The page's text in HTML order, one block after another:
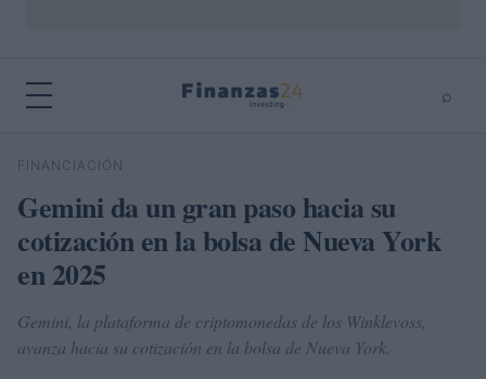
⌕
Buscar
FINANCIACIÓN
Gemini da un gran paso hacia su
cotización en la bolsa de Nueva York
en 2025
Gemini, la plataforma de criptomonedas de los Winklevoss,
avanza hacia su cotización en la bolsa de Nueva York.